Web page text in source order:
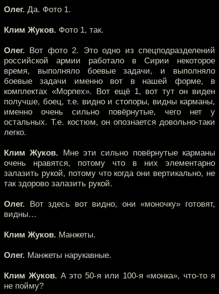
Олег. Да. Фото 1.
Клим Жуков. Фото 1, так.
Олег. Вот фото 2. Это одно из спецподразделений
российской армии работало в Сирии некоторое
время, выполняло боевые задачи, и выполняло
боевые задачи именно вот в нашей форме, в
комплектах «Морпех». Вот ещё 1, вот тут он виден
получше, боец, т.е. видно и стопоры, видны карманы,
именно очень сильно повёрнутые, чего нет у
остальных. Т.е. костюм, он опознается довольно-таки
легко.
Клим Жуков. Мне эти сильно повёрнутые карманы
очень нравятся, потому что в них элементарно
залазить рукой, потому что когда они вертикально, не
так здорово залазить рукой.
Олег. Вот здесь вот видно, они «моночку» готовят,
видны…
Клим Жуков. Манжеты.
Олег. Манжеты нарукавные.
Клим Жуков. А это 50-я или 100-я «монка», что-то я
не пойму?